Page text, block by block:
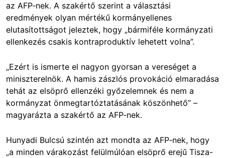
az AFP‑nek. A szakértő szerint a választási
eredmények olyan mértékű kormányellenes
elutasítottságot jeleztek, hogy „bármiféle kormányzati
ellenkezés csakis kontraproduktív lehetett volna”.
„Ezért is ismerte el nagyon gyorsan a vereséget a
miniszterelnök. A hamis zászlós provokáció elmaradása
tehát az elsöprő ellenzéki győzelemnek és nem a
kormányzat önmegtartóztatásának köszönhető” –
magyarázta a szakértő az AFP‑nek.
Hunyadi Bulcsú szintén azt mondta az AFP‑nek, hogy
„a minden várakozást felülmúlóan elsöprő erejű Tisza-